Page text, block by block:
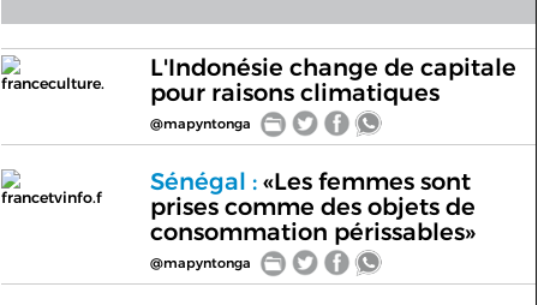
ABONNEZ-VOUS À LA NEWSLETTER!
SUIVEZ NOUS:
franceculture.
L'Indonésie change de capitale
pour raisons climatiques
@mapyntonga
francetvinfo.f
Sénégal :«Les femmes sont
prises comme des objets de
consommation périssables»
@mapyntonga